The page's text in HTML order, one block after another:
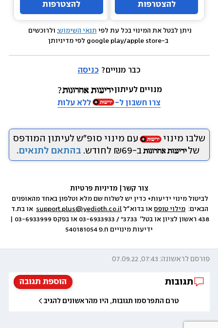
להצטרפות להצטרפות
ניתן לבטל את המינוי בכל עת לפי תנאי השימוש; ולרוכשים
כבר מנויים? כניסה
מנויים לעיתון
צרו חשבון ל-
ללא עלות
שלבו מינוי
עם מינוי סופ״ש לעיתון המודפס
של
ב-₪69 לחודש. בהתאם לתנאים.
צור קשר
הבאים: מילוי טופס או בדוא״ל support.plus@yedioth.co.il
ידיעות מינויים ח.פ 540181054
פורסם לראשונה: 07:43, 07.09.22
הוספת תגובה תגובות
טרם התפרסמו תגובות, היו מהראשונים להגיב